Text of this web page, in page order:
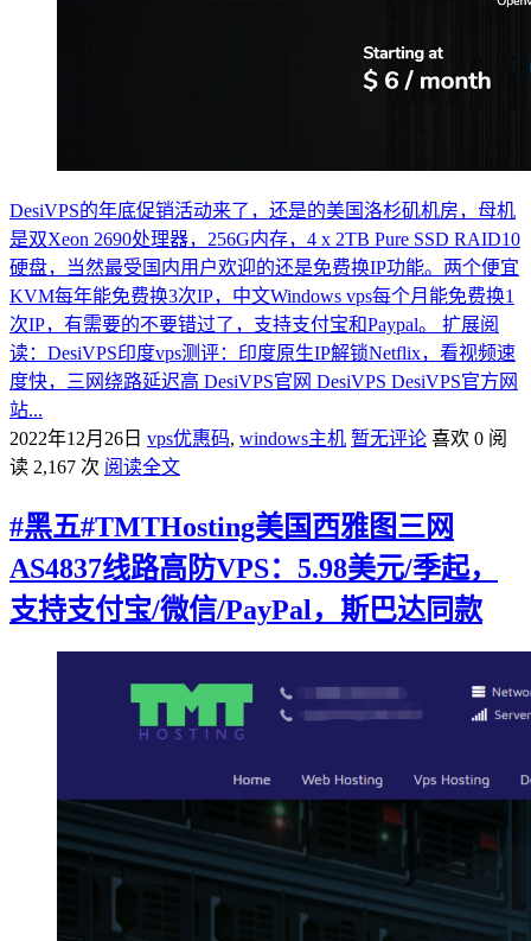
DesiVPS的年底促销活动来了，还是的美国洛杉矶机房，母机
是双Xeon 2690处理器，256G内存，4 x 2TB Pure SSD RAID10
硬盘，当然最受国内用户欢迎的还是免费换IP功能。两个便宜
KVM每年能免费换3次IP，中文Windows vps每个月能免费换1
次IP，有需要的不要错过了，支持支付宝和Paypal。 扩展阅
读：DesiVPS印度vps测评：印度原生IP解锁Netflix，看视频速
度快，三网绕路延迟高 DesiVPS官网 DesiVPS DesiVPS官方网
站...
2022年12月26日 vps优惠码, windows主机 暂无评论 喜欢 0 阅
读 2,167 次 阅读全文
#黑五#TMTHosting美国西雅图三网
AS4837线路高防VPS：5.98美元/季起，
支持支付宝/微信/PayPal，斯巴达同款